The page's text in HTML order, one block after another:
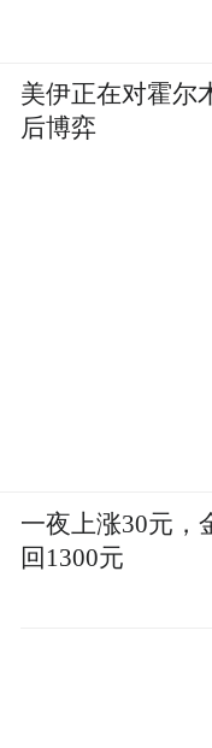
美伊正在对霍尔
后博弈
一夜上涨30元，
回1300元